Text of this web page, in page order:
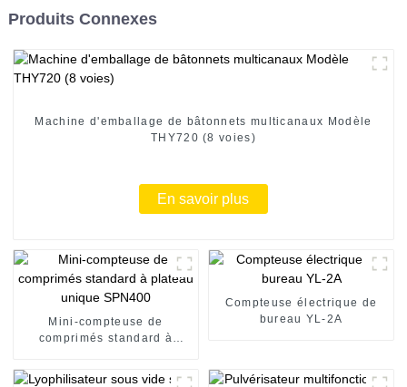
Produits Connexes
Machine d'emballage de bâtonnets multicanaux Modèle
THY720 (8 voies)
En savoir plus
Mini-compteuse de
comprimés standard à
Compteuse électrique de
bureau YL-2A